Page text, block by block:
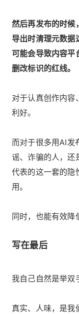
然后再发布的时候
导出时清理元数据
可能会导致内容平
删改标识的红线。
对于认真创作内容
利好。
而对于很多用AI发
谣、诈骗的人，还
代表的这一套的隐
用。
同时，也能有效降
写在最后
我自己自然是举双
真实、人味，是我